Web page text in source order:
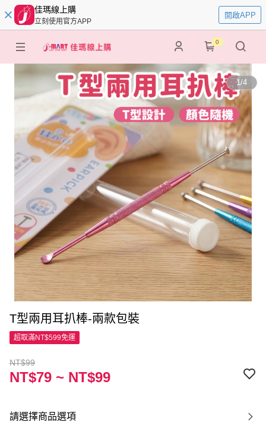
佳瑪線上購
立刻使用官方APP
開啟APP
0
1/4
T型兩用耳扒棒-兩款包裝
超取滿NT$599免運
NT$99
NT$79 ~ NT$99
請選擇商品選項